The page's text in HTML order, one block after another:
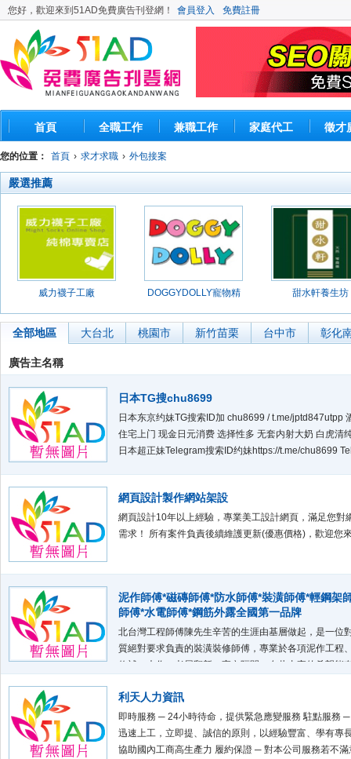
您好，歡迎來到51AD免費廣告刊登網！ 會員登入 免費註冊
首頁 全職工作 兼職工作 家庭代工 徵才
您的位置： 首頁 › 求才求職 › 外包接案
嚴選推薦
威力襪子工廠
DOGGYDOLLY寵物精
甜水軒養生坊
全部地區 大台北 桃園市 新竹苗栗 台中市 彰化
廣告主名稱
日本TG搜chu8699
日本东京约妹TG搜索ID加 chu8699 / t.me/jptd847utpp
住宅上门 现金日元消费 选择性多 无套内射大奶 白虎清
日本超正妹Telegram搜索ID约妹https://t.me/chu8699
網頁設計製作網站架設
網頁設計10年以上經驗，專業美工設計網頁，滿足您對
需求！ 所有案件負責後續維護更新(優惠價格)，歡迎您
泥作師傅*磁磚師傅*防水師傅*裝潢師傅*輕鋼架
師傅*水電師傅*鋼筋外露全國第一品牌
北台灣工程師傅陳先生辛苦的生涯由基層做起，是一位
質絕對要求負責的裝潢裝修師傅，專業於各項泥作工程
修補、木作、老屋翻新、室內隔間...,在此由衷的希望能
症，不論工程大小，如有空檔皆可配合施作
利天人力資訊
即時服務 ─ 24小時待命，提供緊急應變服務 駐點服務
迅速上工，立即提、誠信的原則，以經驗豐富、學有專
協助國內工商高生產力 履約保證 ─ 對本公司服務若不滿